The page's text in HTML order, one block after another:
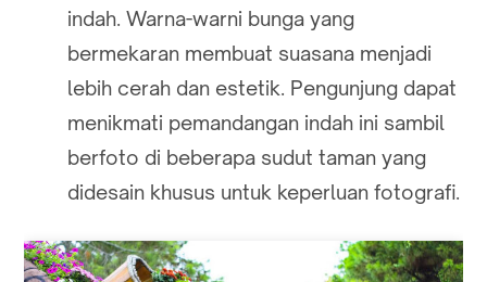
indah. Warna-warni bunga yang
bermekaran membuat suasana menjadi
lebih cerah dan estetik. Pengunjung dapat
menikmati pemandangan indah ini sambil
berfoto di beberapa sudut taman yang
didesain khusus untuk keperluan fotografi.